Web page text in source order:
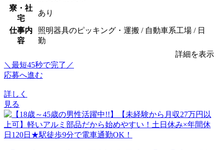
寮・社
宅
あり
仕事内
容
照明器具のピッキング・運搬 / 自動車系工場 / 日
勤
詳細を表示
＼最短45秒で完了／
応募へ進む
詳しく
見る